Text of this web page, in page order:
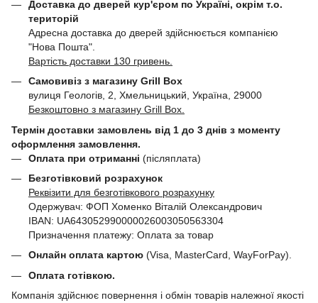
Доставка до дверей кур'єром по Україні, окрім т.о.
територій
Адресна доставка до дверей здійснюється компанією
"Нова Пошта".
Вартість доставки 130 гривень.
Самовивіз з магазину Grill Box
вулиця Геологів, 2, Хмельницький, Україна, 29000
Безкоштовно з магазину Grill Box.
Термін доставки замовлень від 1 до 3 днів з моменту
оформлення замовлення.
Оплата при отриманні (післяплата)
Безготівковий розрахунок
Реквізити для безготівкового розрахунку
Одержувач: ФОП Хоменко Віталій Олександрович
IBAN: UA643052990000026003050563304
Призначення платежу: Оплата за товар
Онлайн оплата картою (Visa, MasterCard, WayForPay).
Оплата готівкою.
Компанія здійснює повернення і обмін товарів належної якості